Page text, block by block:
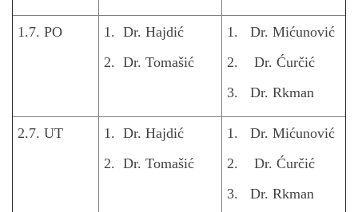
1.7. PO
1. Dr. Hajdić
2. Dr. Tomašić
1. Dr. Mićunović
2. Dr. Ćurčić
3. Dr. Rkman
2.7. UT
1. Dr. Hajdić
2. Dr. Tomašić
1. Dr. Mićunović
2. Dr. Ćurčić
3. Dr. Rkman